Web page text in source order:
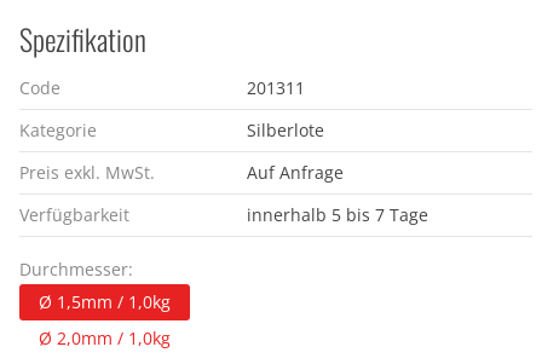
Spezifikation
Code
201311
Kategorie
Silberlote
Preis exkl. MwSt.
Auf Anfrage
Verfügbarkeit
innerhalb 5 bis 7 Tage
Durchmesser:
Ø 1,5mm / 1,0kg
Ø 2,0mm / 1,0kg